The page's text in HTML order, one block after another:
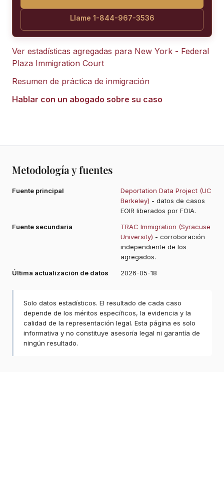
Llame 1-844-967-3536
Ver estadísticas agregadas para New York - Federal
Plaza Immigration Court
Resumen de práctica de inmigración
Hablar con un abogado sobre su caso
Metodología y fuentes
Fuente principal
Deportation Data Project (UC
Berkeley) - datos de casos
EOIR liberados por FOIA.
Fuente secundaria
TRAC Immigration (Syracuse
University) - corroboración
independiente de los
agregados.
Última actualización de datos
2026-05-18
Solo datos estadísticos. El resultado de cada caso
depende de los méritos específicos, la evidencia y la
calidad de la representación legal. Esta página es solo
informativa y no constituye asesoría legal ni garantía de
ningún resultado.